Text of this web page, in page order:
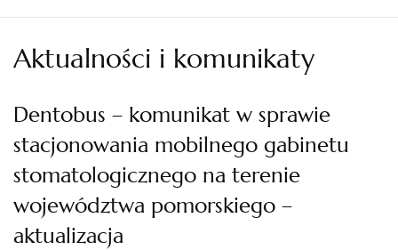
Aktualności i komunikaty
Dentobus – komunikat w sprawie
stacjonowania mobilnego gabinetu
stomatologicznego na terenie
województwa pomorskiego –
aktualizacja